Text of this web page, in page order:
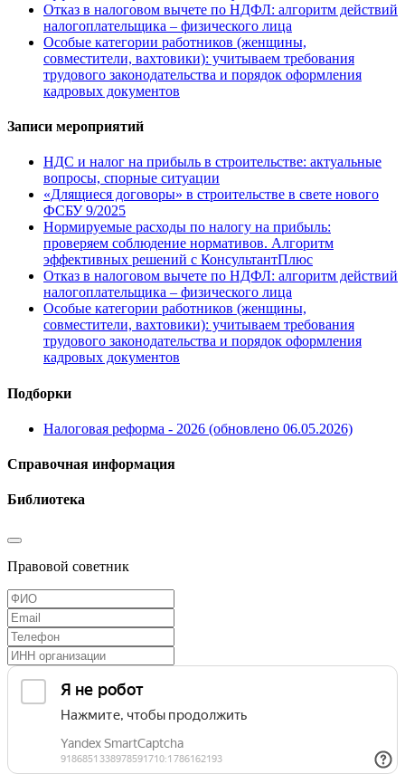
Отказ в налоговом вычете по НДФЛ: алгоритм действий
налогоплательщика – физического лица
Особые категории работников (женщины,
совместители, вахтовики): учитываем требования
трудового законодательства и порядок оформления
кадровых документов
Записи мероприятий
НДС и налог на прибыль в строительстве: актуальные
вопросы, спорные ситуации
«Длящиеся договоры» в строительстве в свете нового
ФСБУ 9/2025
Нормируемые расходы по налогу на прибыль:
проверяем соблюдение нормативов. Алгоритм
эффективных решений с КонсультантПлюс
Отказ в налоговом вычете по НДФЛ: алгоритм действий
налогоплательщика – физического лица
Особые категории работников (женщины,
совместители, вахтовики): учитываем требования
трудового законодательства и порядок оформления
кадровых документов
Подборки
Налоговая реформа - 2026 (обновлено 06.05.2026)
Справочная информация
Библиотека
Правовой советник